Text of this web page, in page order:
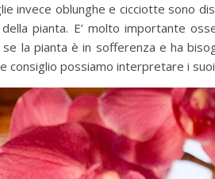
invece oblunghe e cicciotte sono
della pianta. E’ molto importante
la pianta è in sofferenza e ha
consiglio possiamo interpretare i